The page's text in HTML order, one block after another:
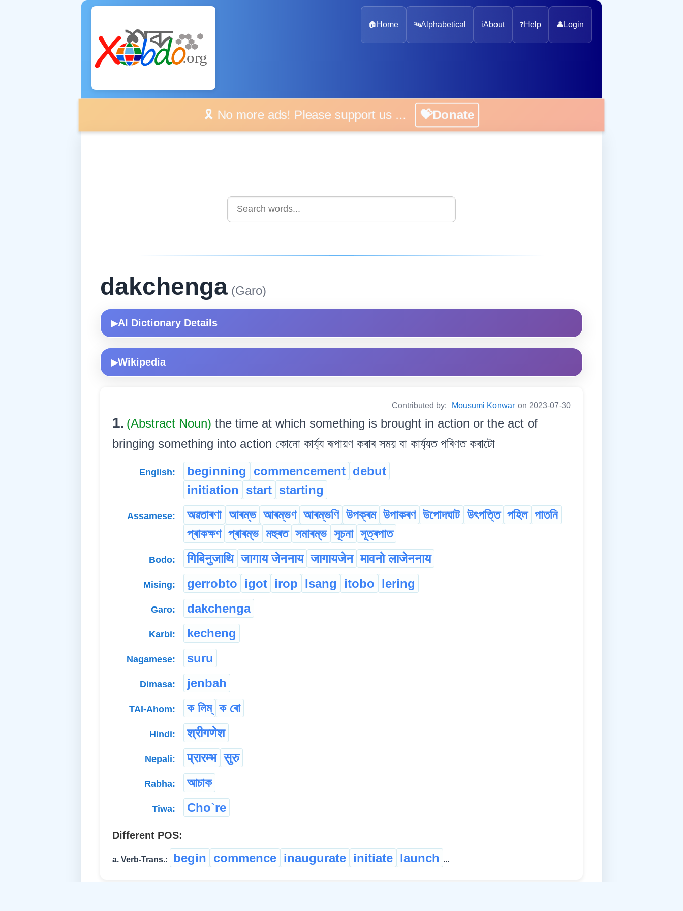
🏠 Home 🔤Alphabetical ℹ️About ❓Help 👤 Login
🎗️ No more ads! Please support us ... 💝Donate
dakchenga (Garo)
▶AI Dictionary Details
▶Wikipedia
Contributed by: Mousumi Konwar on 2023-07-30
1. (Abstract Noun) the time at which something is brought in action or the act of
bringing something into action কোনো কাৰ্য্য ৰূপায়ণ কৰাৰ সময় বা কাৰ্য্যত পৰিণত কৰাটো
English: beginning commencement debut
initiation start starting
Assamese: অৱতাৰণা আৰম্ভ আৰম্ভণ আৰম্ভণি উপক্ৰম উপাকৰণ উপোদঘাট উৎপত্তি পহিল পাতনি
প্ৰাকক্ষণ প্ৰাৰম্ভ মহুৰত সমাৰম্ভ সূচনা সূত্ৰপাত
Bodo: गिबिनुजाथि जागाय जेननाय जागायजेन मावनो लाजेननाय
Mising: gerrobto igot irop Isang itobo lering
Garo: dakchenga
Karbi: kecheng
Nagamese: suru
Dimasa: jenbah
TAI-Ahom: ক লিম্ ক ৰো
Hindi: श्रीगणेश
Nepali: प्रारम्भ सुरु
Rabha: আচাক
Tiwa: Cho`re
Different POS:
a. Verb-Trans.: begin commence inaugurate initiate launch ...